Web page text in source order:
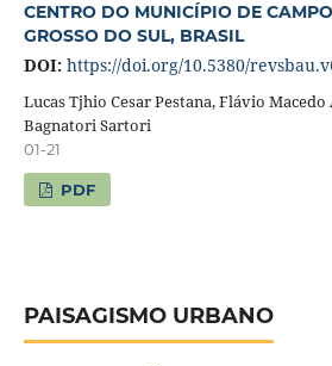
CENTRO DO MUNICÍPIO DE
GROSSO DO SUL, BRASIL
DOI: https://doi.org/10.5380/
Lucas Tjhio Cesar Pestana, Flávio
Bagnatori Sartori
01-21
PDF
PAISAGISMO URBANO